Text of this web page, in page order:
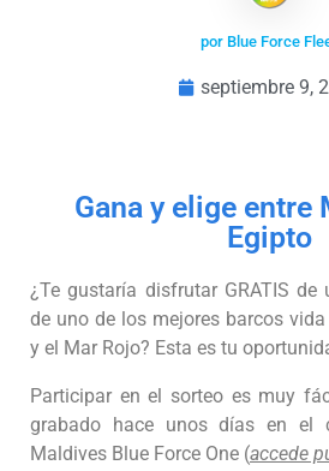
por Blue Force
septiembre 9,
Gana y elige entre
Egipto
¿Te gustaría disfrutar GRATIS
de uno de los mejores barcos
y el Mar Rojo? Esta es tu
Participar en el sorteo es muy
grabado hace unos días en el
Maldives Blue Force One (accede